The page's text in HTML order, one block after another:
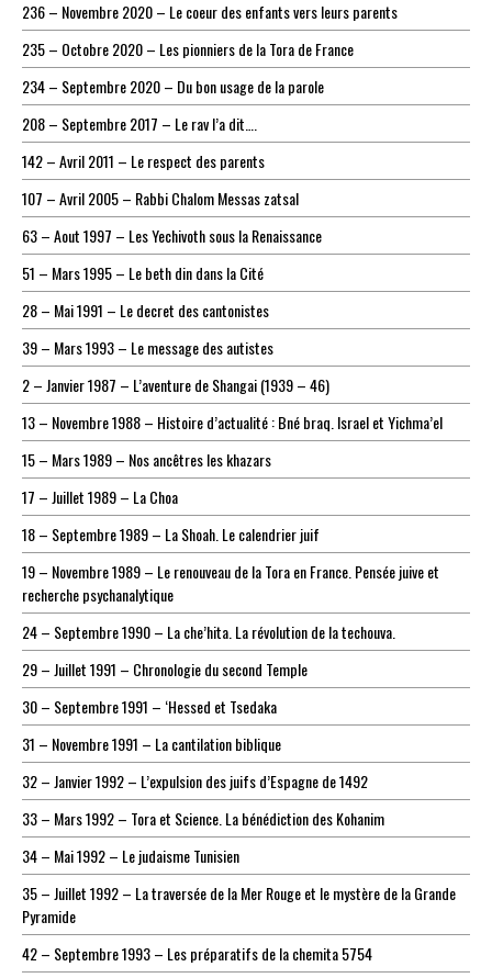
236 – Novembre 2020 – Le coeur des enfants vers leurs parents
235 – Octobre 2020 – Les pionniers de la Tora de France
234 – Septembre 2020 – Du bon usage de la parole
208 – Septembre 2017 – Le rav l’a dit….
142 – Avril 2011 – Le respect des parents
107 – Avril 2005 – Rabbi Chalom Messas zatsal
63 – Aout 1997 – Les Yechivoth sous la Renaissance
51 – Mars 1995 – Le beth din dans la Cité
28 – Mai 1991 – Le decret des cantonistes
39 – Mars 1993 – Le message des autistes
2 – Janvier 1987 – L’aventure de Shangai (1939 – 46)
13 – Novembre 1988 – Histoire d’actualité : Bné braq. Israel et Yichma’el
15 – Mars 1989 – Nos ancêtres les khazars
17 – Juillet 1989 – La Choa
18 – Septembre 1989 – La Shoah. Le calendrier juif
19 – Novembre 1989 – Le renouveau de la Tora en France. Pensée juive et
recherche psychanalytique
24 – Septembre 1990 – La che’hita. La révolution de la techouva.
29 – Juillet 1991 – Chronologie du second Temple
30 – Septembre 1991 – ‘Hessed et Tsedaka
31 – Novembre 1991 – La cantilation biblique
32 – Janvier 1992 – L’expulsion des juifs d’Espagne de 1492
33 – Mars 1992 – Tora et Science. La bénédiction des Kohanim
34 – Mai 1992 – Le judaisme Tunisien
35 – Juillet 1992 – La traversée de la Mer Rouge et le mystère de la Grande
Pyramide
42 – Septembre 1993 – Les préparatifs de la chemita 5754